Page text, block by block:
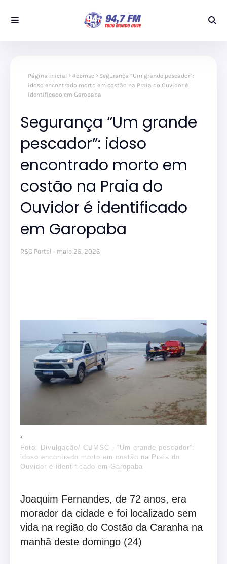
Página inicial #cbmsc
Segurança “Um grande pescador”:
idoso encontrado morto em costão na Praia do Ouvidor é
identificado em Garopaba
Segurança “Um grande
pescador”: idoso
encontrado morto em
costão na Praia do
Ouvidor é identificado
em Garopaba
RSC Portal maio 25, 2026
Foto: Divulgação/ CBMSC - “Um grande pescador”:
idoso encontrado morto em costão na Praia do
Ouvidor é identificado em Garopaba
Joaquim Fernandes, de 72 anos, era
morador da cidade e foi localizado sem
vida na região do Costão da Caranha na
manhã deste domingo (24)